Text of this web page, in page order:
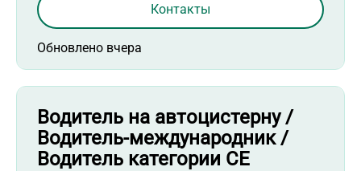
Обновлено вчера
Контакты
Водитель на автоцистерну /
Водитель-международник /
Водитель категории СЕ